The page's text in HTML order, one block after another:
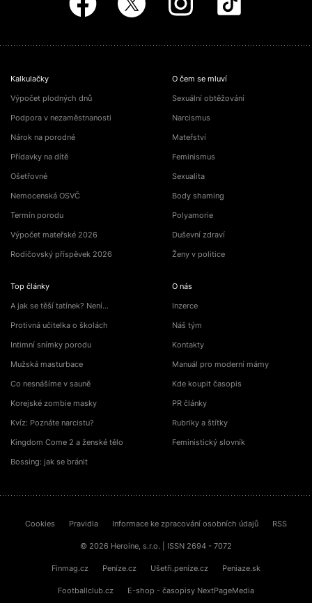
Kalkulačky
Výpočet plodných dnů
Podpora v nezaměstnanosti
Nárok na porodné
Přídavky na dítě
Ošetřovné
Nemocenská OSVČ
Termín porodu
Výpočet mateřské 2026
Rodičovský příspěvek 2026
Top články
A jak se těší tatínek? Není…
Protivná učitelka o školách
Intimní snímky porodu
Mužská masturbace
Co nesnášíme v sauně
Korejské zombie masky
Kvíz: Poznáte narcistu?
Kingdom Come 2 a ženské tělo
Bossing: jak se bránit
O čem se mluví
Sexuální obtěžování
Narcismus
Mateřství
Feminismus
Sexualita
Body shaming
Polyamorie
Duševní zdraví
Ženy v politice
O nás
Inzerce
Náš tým
Kontakty
Manuál pro moderní mámy
Kde koupit časopis
PR články
Rubriky a štítky
Feministický slovník
Cookies Pravidla Informace ke zpracování osobních údajů RSS
© 2026 Heroine, s.r.o. | ISSN 2694 - 7072
Finmag.cz Peníze.cz Ušetři.peníze.cz Peniaze.sk
Footballclub.cz E-shop - časopisy NextPageMedia